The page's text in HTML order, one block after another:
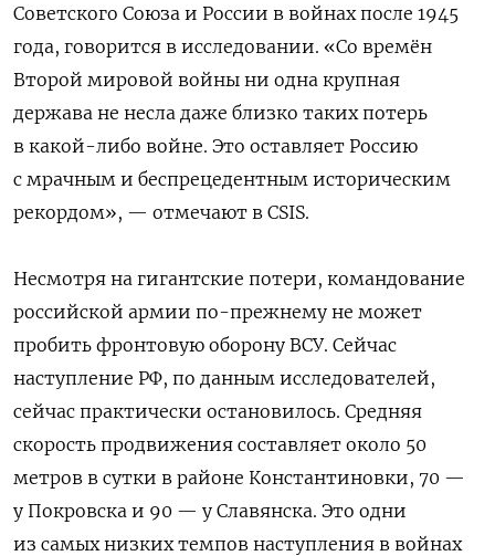
Советского Союза и России в войнах после 1945
года, говорится в исследовании. «Со времён
Второй мировой войны ни одна крупная
держава не несла даже близко таких потерь
в какой-либо войне. Это оставляет Россию
с мрачным и беспрецедентным историческим
рекордом», — отмечают в CSIS.
Несмотря на гигантские потери, командование
российской армии по-прежнему не может
пробить фронтовую оборону ВСУ. Сейчас
наступление РФ, по данным исследователей,
сейчас практически остановилось. Средняя
скорость продвижения составляет около 50
метров в сутки в районе Константиновки, 70 —
у Покровска и 90 — у Славянска. Это одни
из самых низких темпов наступления в войнах